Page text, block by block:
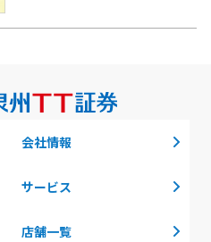
会社情報
サービス
店舗一覧